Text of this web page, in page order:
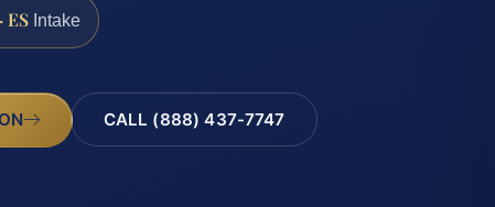
ES Intake
CALL (888) 437-7747